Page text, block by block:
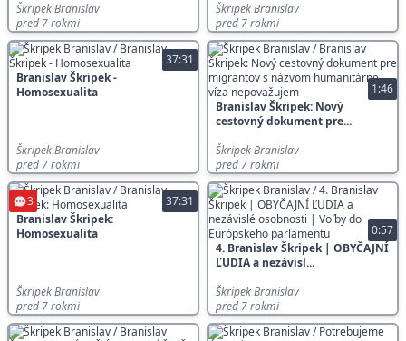
Škripek Branislav
pred 7 rokmi
Škripek Branislav
pred 7 rokmi
37:31
Branislav Škripek -
Homosexualita
Škripek Branislav
pred 7 rokmi
1:46
Branislav Škripek: Nový
cestovný dokument pre...
Škripek Branislav
pred 7 rokmi
37:31
3
Branislav Škripek:
Homosexualita
Škripek Branislav
pred 7 rokmi
0:57
4. Branislav Škripek | OBYČAJNÍ
ĽUDIA a nezávisl...
Škripek Branislav
pred 7 rokmi